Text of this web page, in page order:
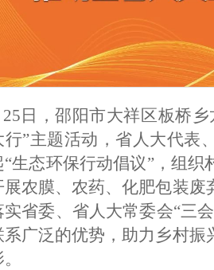
25日，邵阳市大祥区板桥
行”主题活动，省人大代表
“生态环保行动倡议”，组
展农膜、农药、化肥包装
实省委、省人大常委会“三
系广泛的优势，助力乡村